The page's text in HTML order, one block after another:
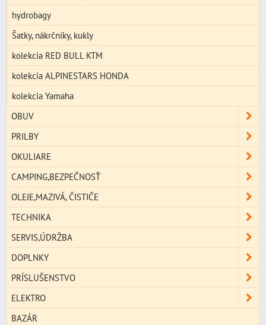
hydrobagy
Šatky, nákrčníky, kukly
kolekcia RED BULL KTM
kolekcia ALPINESTARS HONDA
kolekcia Yamaha
OBUV
PRILBY
OKULIARE
CAMPING,BEZPEČNOSŤ
OLEJE,MAZIVÁ, ČISTIČE
TECHNIKA
SERVIS,ÚDRŽBA
DOPLNKY
PRÍSLUŠENSTVO
ELEKTRO
BAZÁR